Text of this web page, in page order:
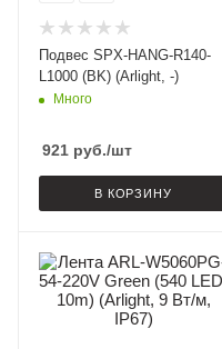
Подвес SPX-HANG-R140-
L1000 (BK) (Arlight, -)
Много
921 руб./шт
В КОРЗИНУ